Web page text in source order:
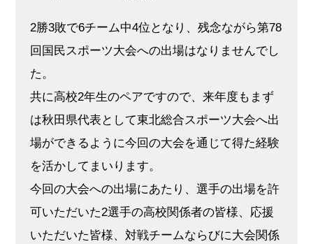
2勝3敗で6チーム中4位となり、残念ながら第78
回国民スポーツ大会への出場はなりませんでし
た。
共に高校2年生のペアですので、来年度もまず
は秋田県代表として東北総合スポーツ大会へ出
場ができるように今回の大会を通じて得た経験
を活かしてまいります。
今回の大会への出場にあたり、選手の出場を許
可いただいた2選手の高校関係者の皆様、応援
いただいた皆様、対戦チームならびに大会関係